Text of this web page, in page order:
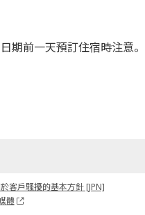
期前一天預訂住宿時注意。
客戶騷擾的基本方針 [JPN]
體